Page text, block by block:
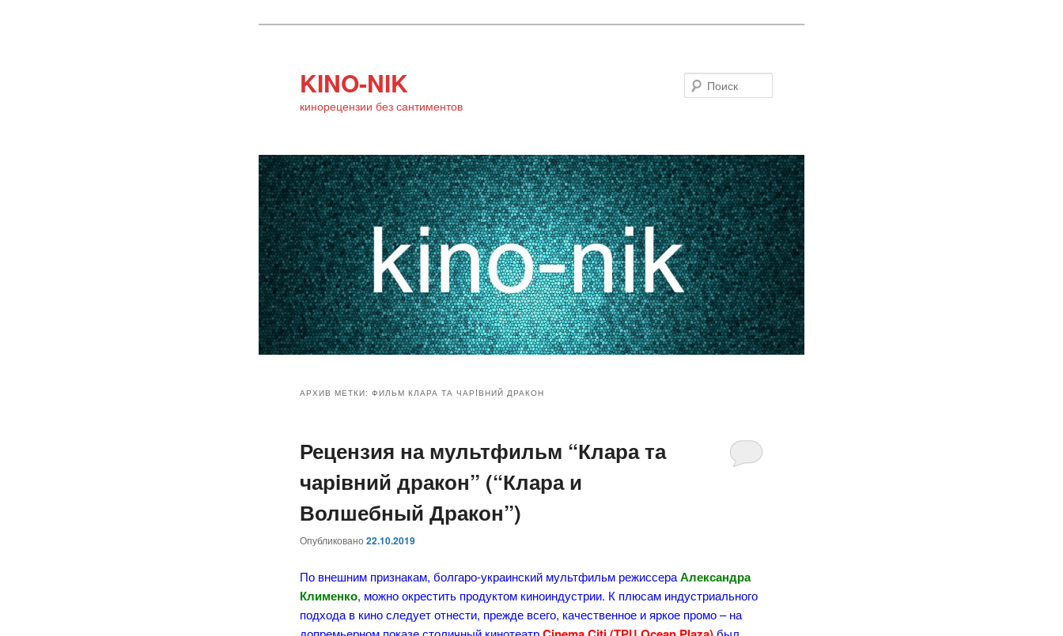
KINO-NIK
кинорецензии без сантиментов
основному
содержимому
дополнительному
содержимому
АРХИВ МЕТКИ:ФИЛЬМ КЛАРА ТА ЧАРIВНИЙ ДРАКОН
Рецензия на мультфильм “Клара та
чарiвний дракон” (“Клара и
Волшебный Дракон”)
Опубликовано22.10.2019
По внешним признакам, болгаро-украинский мультфильм режиссераАлександра
Клименко, можно окрестить продуктом киноиндустрии. К плюсам индустриального
подхода в кино следует отнести, прежде всего, качественное и яркое промо – на